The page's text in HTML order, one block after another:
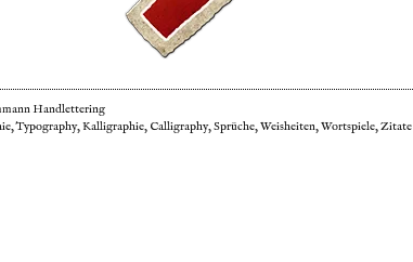
Handlettering
Typography, Kalligraphie, Calligraphy, Sprüche, Weisheiten, Wortspiele, Zitate